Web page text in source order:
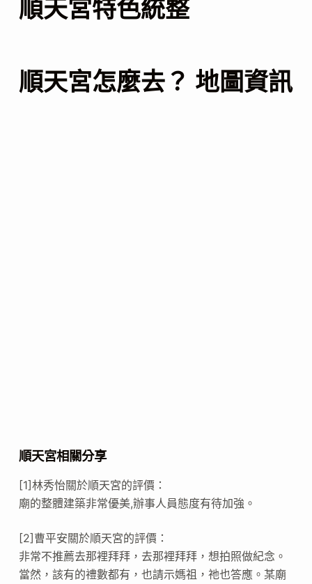
順天宮特色統整
順天宮怎麼去？ 地圖資訊
順天宮相關分享
[1]林秀怡關於順天宮的評價：
廟的整體建築非常優美,辦事人員態度有待加強。
[2]曹平安關於順天宮的評價：
非常不推薦去那裡拜拜，去那裡拜拜，想拍照做紀念。
當然，該有的禮數都有，也請示媽祖，祂也答應。某廟